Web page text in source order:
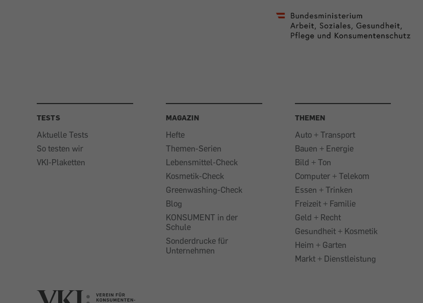
TESTS
Aktuelle Tests
So testen wir
VKI-Plaketten
MAGAZIN
Hefte
Themen-Serien
Lebensmittel-Check
Kosmetik-Check
Greenwashing-Check
Blog
KONSUMENT in der
Schule
Sonderdrucke für
Unternehmen
THEMEN
Auto + Transport
Bauen + Energie
Bild + Ton
Computer + Telekom
Essen + Trinken
Freizeit + Familie
Geld + Recht
Gesundheit + Kosmetik
Heim + Garten
Markt + Dienstleistung